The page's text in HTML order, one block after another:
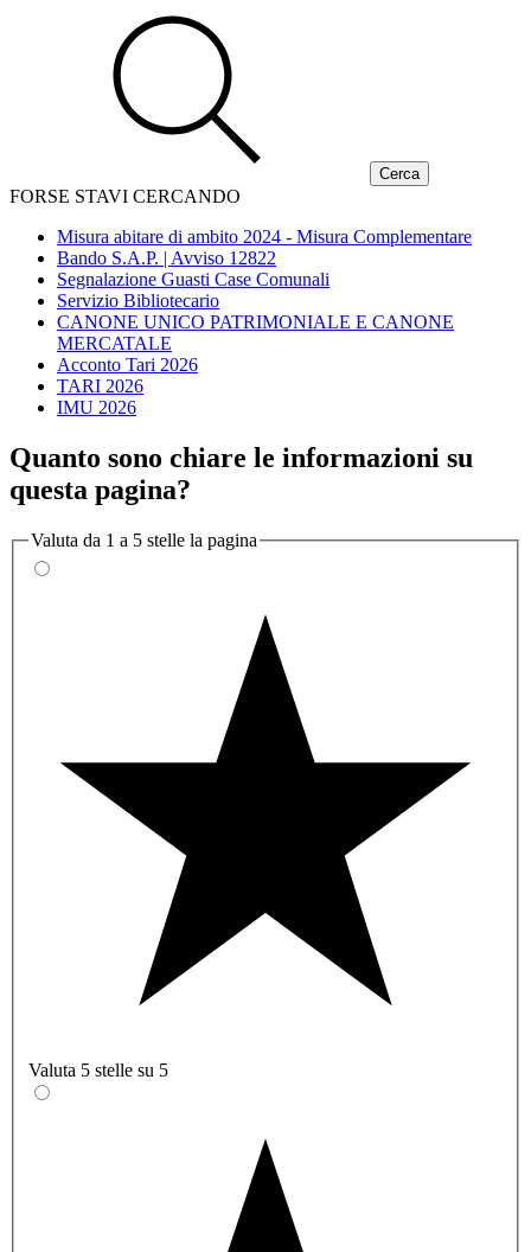
FORSE STAVI CERCANDO
Misura abitare di ambito 2024 - Misura Complementare
Bando S.A.P. | Avviso 12822
Segnalazione Guasti Case Comunali
Servizio Bibliotecario
CANONE UNICO PATRIMONIALE E CANONE
MERCATALE
Acconto Tari 2026
TARI 2026
IMU 2026
Quanto sono chiare le informazioni su
questa pagina?
Valuta da 1 a 5 stelle la pagina
Valuta 5 stelle su 5